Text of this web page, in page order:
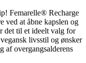
Femarelle® Recharge
ved at åbne kapslen og
det til et ideelt valg for
livsstil og ønsker
af overgangsalderens